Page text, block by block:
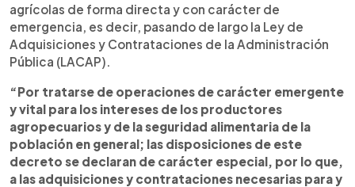
agrícolas de forma directa y con carácter de
emergencia, es decir, pasando de largo la Ley de
Adquisiciones y Contrataciones de la Administración
Pública (LACAP).
“Por tratarse de operaciones de carácter emergente
y vital para los intereses de los productores
agropecuarios y de la seguridad alimentaria de la
población en general; las disposiciones de este
decreto se declaran de carácter especial, por lo que,
a las adquisiciones y contrataciones necesarias para y